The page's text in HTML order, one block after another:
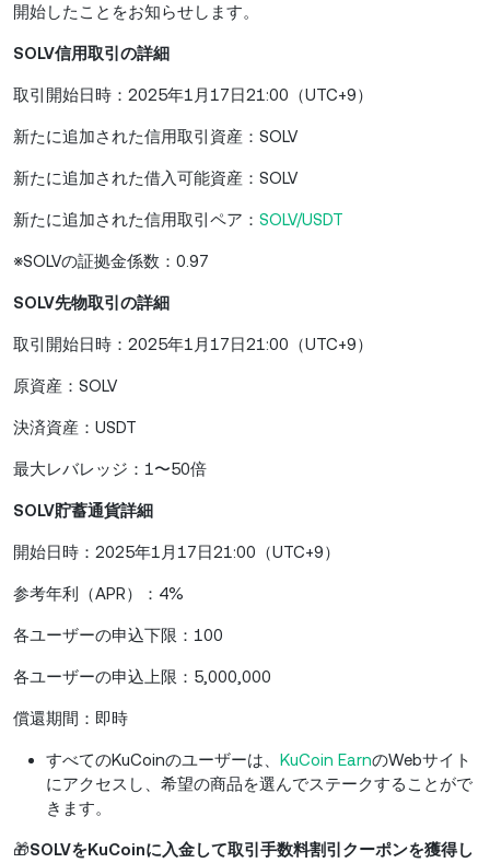
開始したことをお知らせします。
SOLV信用取引の詳細
取引開始日時：2025年1月17日21:00（UTC+9）
新たに追加された信用取引資産：SOLV
新たに追加された借入可能資産：SOLV
新たに追加された信用取引ペア： SOLV/USDT
※SOLVの証拠金係数：0.97
SOLV先物取引の詳細
取引開始日時：2025年1月17日21:00（UTC+9）
原資産：SOLV
決済資産：USDT
最大レバレッジ：1〜50倍
SOLV貯蓄通貨詳細
開始日時：2025年1月17日21:00（UTC+9）
参考年利（APR）：4%
各ユーザーの申込下限：100
各ユーザーの申込上限：5,000,000
償還期間：即時
すべてのKuCoinのユーザーは、 KuCoin EarnのWebサイト
にアクセスし、希望の商品を選んでステークすることがで
きます。
🎁SOLVをKuCoinに入金して取引手数料割引クーポンを獲得し